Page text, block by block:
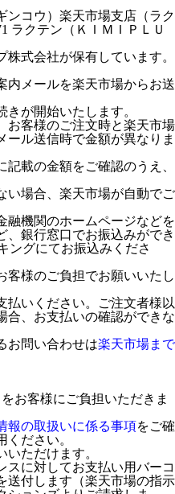
ンコウ）楽天市場支店（ラク
ラクテン（ＫＩＭＩＰＬＵ
式会社が保有しています。
内メールを楽天市場からお送
が開始いたします。
お客様のご注文時と楽天市場
ール送信時で金額が異なりま
載の金額をご確認のうえ、
い場合、楽天市場が自動でご
融機関のホームページなどを
、銀行窓口でお振込みができ
ングにてお振込みくださ
客様のご負担でお願いいたし
いください。ご注文者様以
合、お支払いの確認ができな
お問い合わせは楽天市場まで
をお客様にご負担いただきま
報の取扱いに係る事項をご確
ださい。
ただけます。
スに対してお支払い用バーコ
送付します（楽天市場の指示